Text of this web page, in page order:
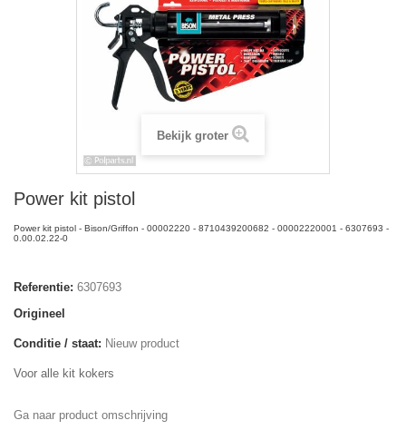
Bekijk groter
Power kit pistol
Power kit pistol - Bison/Griffon - 00002220 - 8710439200682 - 00002220001 - 6307693 -
0.00.02.22-0
Referentie: 6307693
Origineel
Conditie / staat: Nieuw product
Voor alle kit kokers
Ga naar product omschrijving